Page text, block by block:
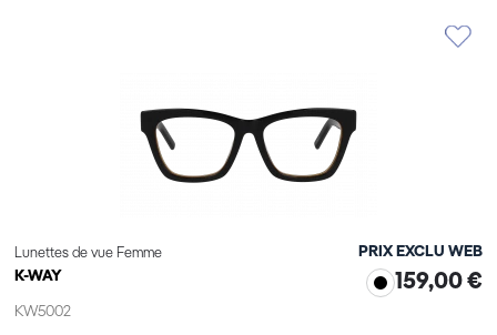
Lunettes de vue Femme
K-WAY
KW5002
PRIX EXCLU WEB
159,00 €